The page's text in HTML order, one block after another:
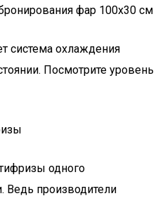
фар 100х30 см
система охлаждения
Посмотрите уровень
одного
Ведь производители